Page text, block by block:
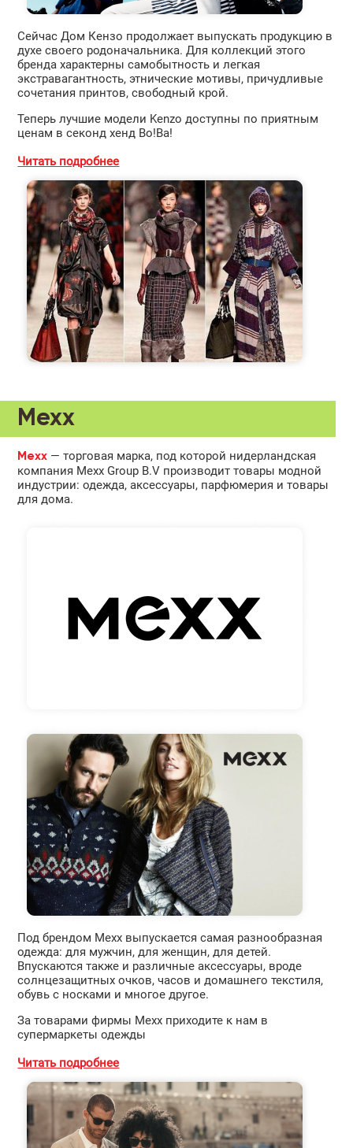
Сейчас Дом Кензо продолжает выпускать продукцию в
духе своего родоначальника. Для коллекций этого
бренда характерны самобытность и легкая
экстравагантность, этнические мотивы, причудливые
сочетания принтов, свободный крой.
Теперь лучшие модели Kenzo доступны по приятным
ценам в секонд хенд Во!Ва!
Читать подробнее
Mexx
Mexx — торговая марка, под которой нидерландская
компания Mexx Group B.V производит товары модной
индустрии: одежда, аксессуары, парфюмерия и товары
для дома.
Под брендом Mexx выпускается самая разнообразная
одежда: для мужчин, для женщин, для детей.
Впускаются также и различные аксессуары, вроде
солнцезащитных очков, часов и домашнего текстиля,
обувь с носками и многое другое.
За товарами фирмы Mexx приходите к нам в
супермаркеты одежды
Читать подробнее